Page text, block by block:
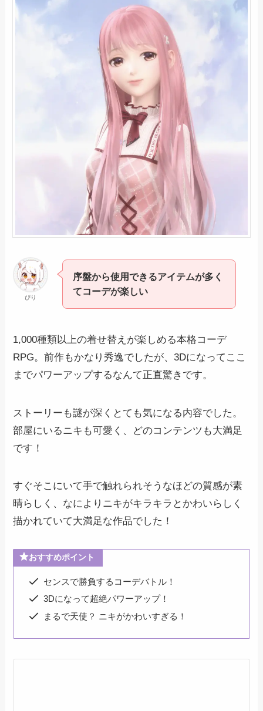
ぴり
序盤から使用できるアイテムが多く
てコーデが楽しい
1,000種類以上の着せ替えが楽しめる本格コーデ
RPG。前作もかなり秀逸でしたが、3Dになってここ
までパワーアップするなんて正直驚きです。
ストーリーも謎が深くとても気になる内容でした。
部屋にいるニキも可愛く、どのコンテンツも大満足
です！
すぐそこにいて手で触れられそうなほどの質感が素
晴らしく、なによりニキがキラキラとかわいらしく
描かれていて大満足な作品でした！
おすすめポイント
センスで勝負するコーデバトル！
3Dになって超絶パワーアップ！
まるで天使？ ニキがかわいすぎる！